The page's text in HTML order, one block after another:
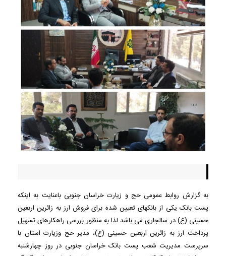
به گزارش روابط عمومی حج و زیارت خراسان جنوبی باعنایت به اینکه
پست بانک یکی از بانکهای تعیین شده برای فروش ارز به زائرین اربعین
حسینی (ع) در سالجاری می باشد لذا به منظور بررسی راهکارهای تسهیل
پرداخت ارز به زائرین اربعین حسینی (ع)، مدیر حج وزیارت استان با
سرپرست مدیریت شعب پست بانک خراسان جنوبی در روز چهارشنبه